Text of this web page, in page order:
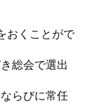
おくことがで
総会で選出
らびに常任